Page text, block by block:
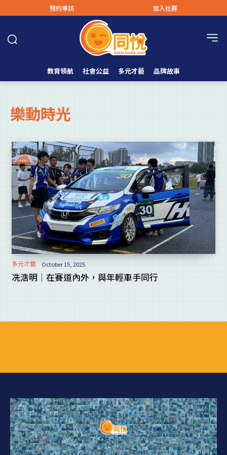
預約專訪 加入社群
教育領航 社會公益 多元才藝 品牌故事
樂動時光
多元才藝 October 15, 2025
冼浩明｜在賽道內外，與年輕車手同行